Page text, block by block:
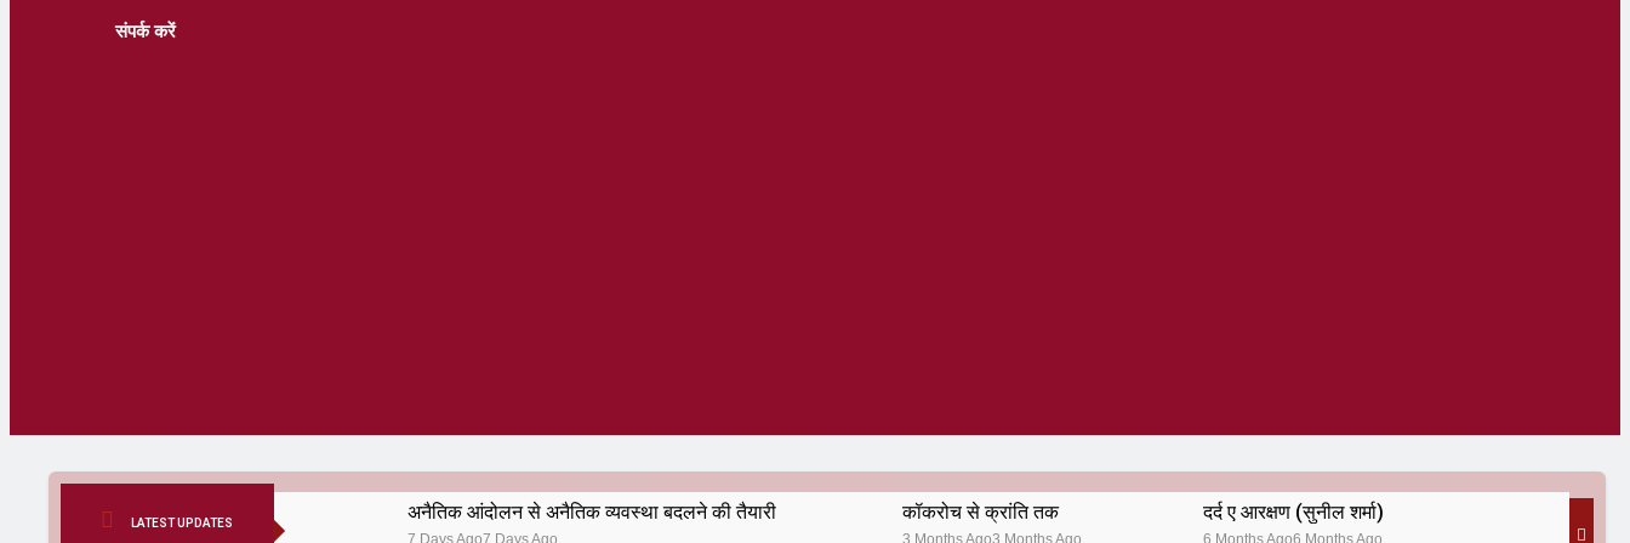
संपर्क करें
LATEST UPDATES अनैतिक आंदोलन से अनैतिक व्यवस्था बदलने की तैयारी
7 Days Ago7 Days Ago
कॉकरोच से क्रांति तक
3 Months Ago3 Months Ago
दर्द ए आरक्षण (सुनील शर्मा)
6 Months Ago6 Months Ago